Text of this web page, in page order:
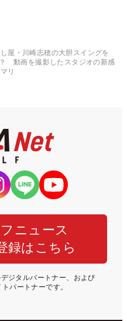
屋・川崎志穂の大胆スイングを
動画を撮影したスタジオの新感
リ
ニュース
録はこちら
ジタルパートナー、および
パートナーです。